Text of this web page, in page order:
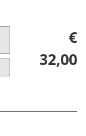
€
32,00